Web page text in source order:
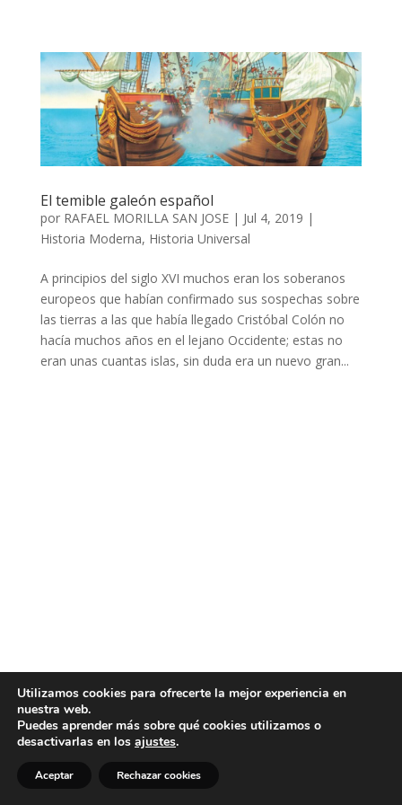
El temible galeón español
por RAFAEL MORILLA SAN JOSE| Jul 4, 2019 |
Historia Moderna, Historia Universal
A principios del siglo XVI muchos eran los soberanos
europeos que habían confirmado sus sospechas sobre
las tierras a las que había llegado Cristóbal Colón no
hacía muchos años en el lejano Occidente; estas no
eran unas cuantas islas, sin duda era un nuevo gran...
Utilizamos cookies para ofrecerte la mejor experiencia en
nuestra web.
Puedes aprender más sobre qué cookies utilizamos o
desactivarlas en los ajustes.
Aceptar Rechazar cookies